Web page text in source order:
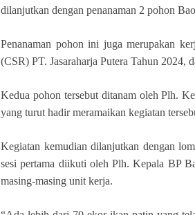
dilanjutkan dengan penanaman 2 pohon
Penanaman pohon ini juga merupakan
(CSR) PT. Jasaraharja Putera Tahun 2024,
Kedua pohon tersebut ditanam oleh Plh.
yang turut hadir meramaikan kegiatan
Kegiatan kemudian dilanjutkan dengan
sesi pertama diikuti oleh Plh. Kepala BP
masing-masing unit kerja.